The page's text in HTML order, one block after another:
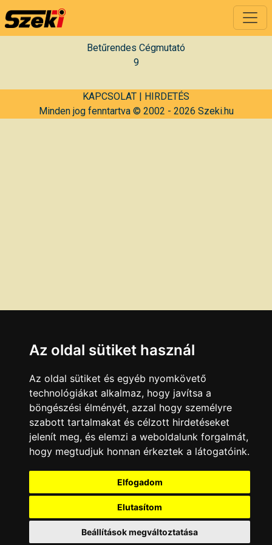
Betűrendes Cégmutató
9
KAPCSOLAT | HIRDETÉS
Minden jog fenntartva © 2002 - 2026 Szeki.hu
Az oldal sütiket használ
Az oldal sütiket és egyéb nyomkövető
technológiákat alkalmaz, hogy javítsa a
böngészési élményét, azzal hogy személyre
szabott tartalmakat és célzott hirdetéseket
jelenít meg, és elemzi a weboldalunk forgalmát,
hogy megtudjuk honnan érkeztek a látogatóink.
Elfogadom
Elutasítom
Beállítások megváltoztatása